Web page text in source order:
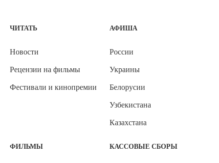
ЧИТАТЬ
Новости
Рецензии на фильмы
Фестивали и кинопремии
АФИША
России
Украины
Белорусии
Узбекистана
Казахстана
ФИЛЬМЫ КАССОВЫЕ СБОРЫ